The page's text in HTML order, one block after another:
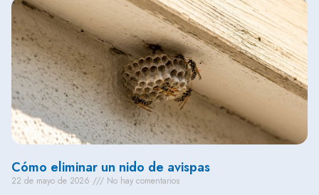
Cómo eliminar un nido de avispas
22 de mayo de 2026 No hay comentarios